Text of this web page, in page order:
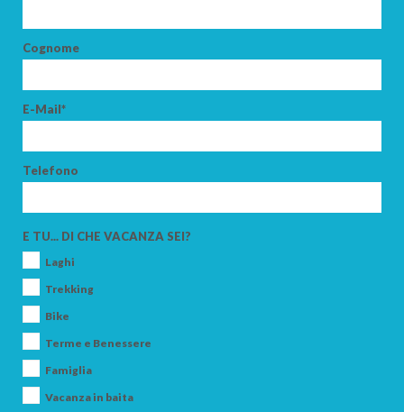
Cognome
E-Mail*
Telefono
E TU... DI CHE VACANZA SEI?
Laghi
Trekking
Bike
Terme e Benessere
Famiglia
Vacanza in baita